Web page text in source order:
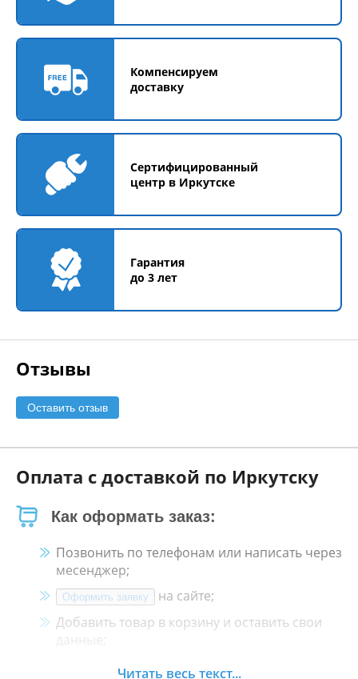
Компенсируем
доставку
Сертифицированный
центр в Иркутске
Гарантия
до 3 лет
Отзывы
Оставить отзыв
Оплата с доставкой по Иркутску
Как оформать заказ:
Позвонить по телефонам или написать через
месенджер;
Оформить заявку
на сайте;
Добавить товар в корзину и оставить свои
данные;
Менеджер свяжется с Вами в течение 30
Читать весь текст...